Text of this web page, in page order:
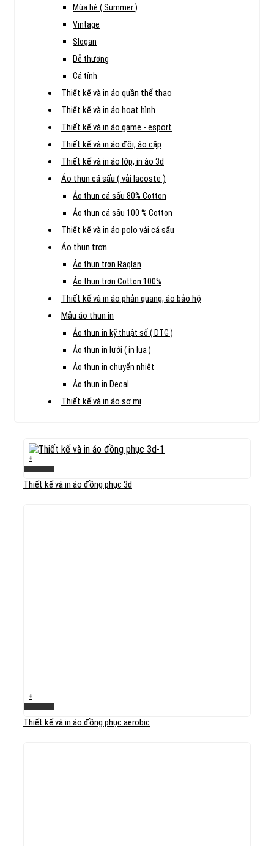
Mùa hè ( Summer )
Vintage
Slogan
Dễ thương
Cá tính
Thiết kế và in áo quần thể thao
Thiết kế và in áo hoạt hình
Thiết kế và in áo game - esport
Thiết kế và in áo đôi, áo cặp
Thiết kế và in áo lớp, in áo 3d
Áo thun cá sấu ( vải lacoste )
Áo thun cá sấu 80% Cotton
Áo thun cá sấu 100 % Cotton
Thiết kế và in áo polo vải cá sấu
Áo thun trơn
Áo thun trơn Raglan
Áo thun trơn Cotton 100%
Thiết kế và in áo phản quang, áo bảo hộ
Mẫu áo thun in
Áo thun in kỹ thuật số ( DTG )
Áo thun in lưới ( in lụa )
Áo thun in chuyển nhiệt
Áo thun in Decal
Thiết kế và in áo sơ mi
+
Thiết kế và in áo đồng phục 3d
+
Thiết kế và in áo đồng phục aerobic